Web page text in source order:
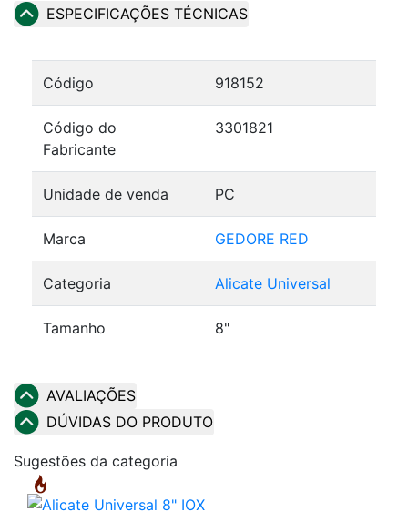
ESPECIFICAÇÕES TÉCNICAS
Código 918152
Código do
Fabricante
3301821
Unidade de venda PC
Marca GEDORE RED
Categoria Alicate Universal
Tamanho 8"
AVALIAÇÕES
DÚVIDAS DO PRODUTO
Sugestões da categoria